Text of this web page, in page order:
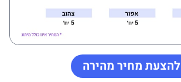
להצעת מחיר מהירה